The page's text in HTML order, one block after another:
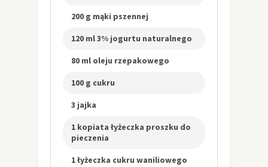
200 g mąki pszennej
120 ml 3% jogurtu naturalnego
80 ml oleju rzepakowego
100 g cukru
3 jajka
1 kopiata łyżeczka proszku do
pieczenia
1 łyżeczka cukru waniliowego